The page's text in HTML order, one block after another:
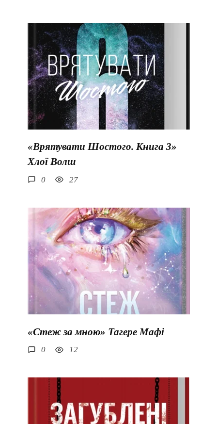
«Врятувати Шостого. Книга 3»
Хлої Волш
0 27
«Стеж за мною» Тагере Мафі
0 12